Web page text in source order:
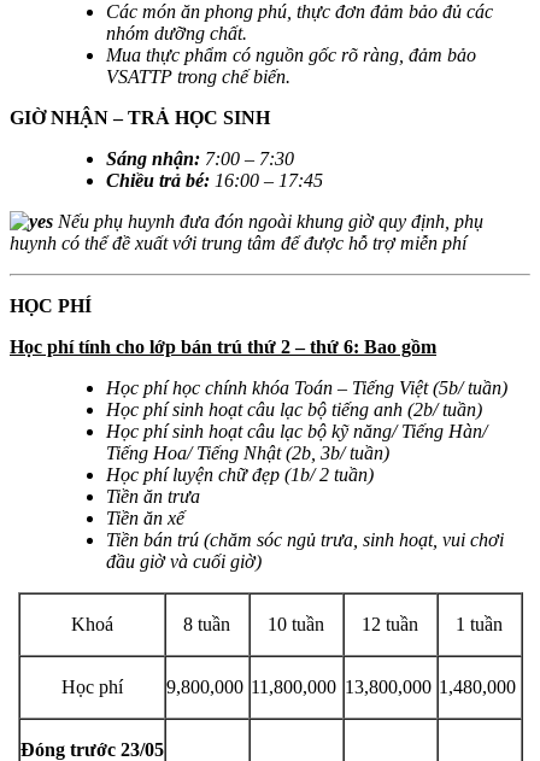
Các món ăn phong phú, thực đơn đảm bảo đủ các
nhóm dưỡng chất.
Mua thực phẩm có nguồn gốc rõ ràng, đảm bảo
VSATTP trong chế biến.
GIỜ NHẬN – TRẢ HỌC SINH
Sáng nhận: 7:00 – 7:30
Chiều trả bé: 16:00 – 17:45
Nếu phụ huynh đưa đón ngoài khung giờ quy định, phụ
huynh có thể đề xuất với trung tâm để được hỗ trợ miễn phí
HỌC PHÍ
Học phí tính cho lớp bán trú thứ 2 – thứ 6: Bao gồm
Học phí học chính khóa Toán – Tiếng Việt (5b/ tuần)
Học phí sinh hoạt câu lạc bộ tiếng anh (2b/ tuần)
Học phí sinh hoạt câu lạc bộ kỹ năng/ Tiếng Hàn/
Tiếng Hoa/ Tiếng Nhật (2b, 3b/ tuần)
Học phí luyện chữ đẹp (1b/ 2 tuần)
Tiền ăn trưa
Tiền ăn xế
Tiền bán trú (chăm sóc ngủ trưa, sinh hoạt, vui chơi
đầu giờ và cuối giờ)
Khoá 8 tuần 10 tuần 12 tuần 1 tuần
Học phí 9,800,000 11,800,000 13,800,000 1,480,000
Đóng trước 23/05